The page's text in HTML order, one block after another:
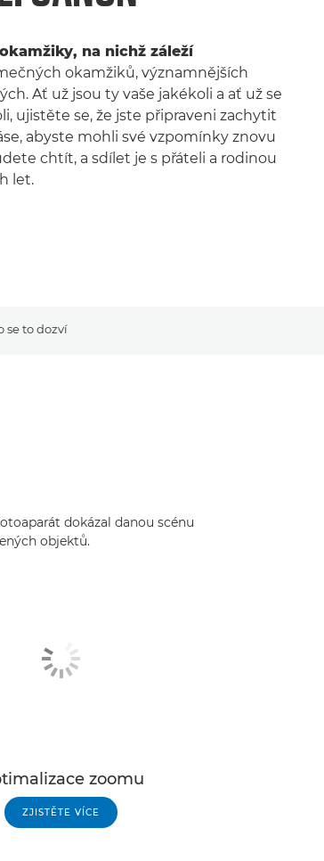
na nichž záleží
okamžiků, významnějších
Ať už jsou ty vaše jakékoli a ať už se
ujistěte se, že jste připraveni zachytit
abyste mohli své vzpomínky znovu
chtít, a sdílet je s přáteli a rodinou
let.
se to dozví
dokázal danou scénu
objektů.
zoomu
ZJISTĚTE VÍCE